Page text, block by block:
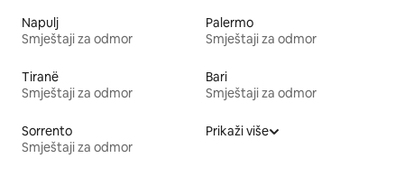
Napulj
Smještaji za odmor
Palermo
Smještaji za odmor
Tiranë
Smještaji za odmor
Bari
Smještaji za odmor
Sorrento
Smještaji za odmor
Prikaži više